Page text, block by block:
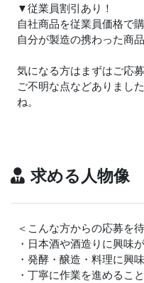
▼従業員割引あり！
自社商品を従業員価格で
自分が製造の携わった商
気になる方はまずはご応募
ご不明な点などありまし
ね。
求める人物像
＜こんな方からの応募を
・日本酒や酒造りに興味
・発酵・醸造・料理に興
・丁寧に作業を進めるこ